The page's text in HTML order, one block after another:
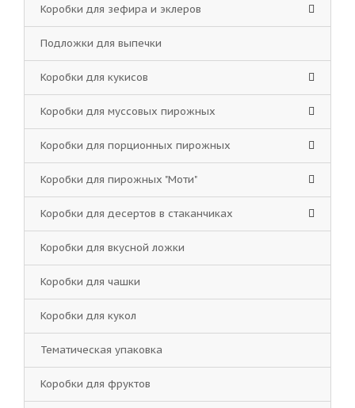
Коробки для зефира и эклеров
Подложки для выпечки
Коробки для кукисов
Коробки для муссовых пирожных
Коробки для порционных пирожных
Коробки для пирожных "Моти"
Коробки для десертов в стаканчиках
Коробки для вкусной ложки
Коробки для чашки
Коробки для кукол
Тематическая упаковка
Коробки для фруктов